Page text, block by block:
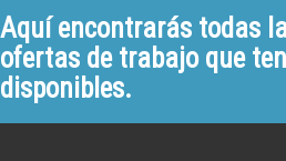
Aquí encontrarás todas
ofertas de trabajo que
disponibles.